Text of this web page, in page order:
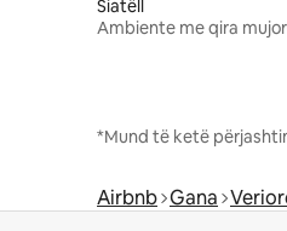
Siatëll
Ambiente me qira
*Mund të ketë
Airbnb Gana